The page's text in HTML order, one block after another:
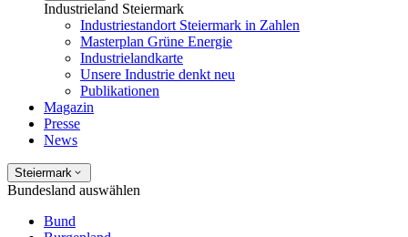
Industrieland Steiermark
Industriestandort Steiermark in Zahlen
Masterplan Grüne Energie
Industrielandkarte
Unsere Industrie denkt neu
Publikationen
Magazin
Presse
News
Steiermark
Bundesland auswählen
Bund